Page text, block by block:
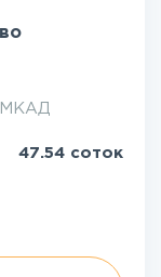
47.54 соток